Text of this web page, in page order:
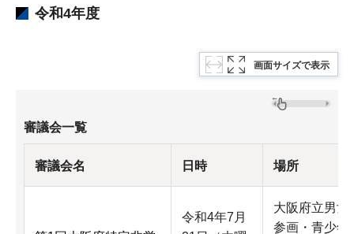
令和4年度
画面サイズで表示
審議会一覧
審議会名 日時 場所
令和4年7月
大阪府立男女
参画・青少年